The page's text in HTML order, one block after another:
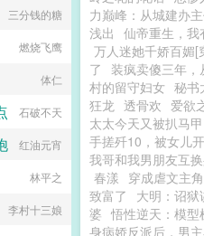
力巅峰：从城建办
浅出 仙帝重生，
万人迷她千娇百媚[
了 装疯卖傻三年，
村的留守妇女 秘书
狂龙 透骨欢 爱欲
太太今天又被扒马
手搓歼10，被女儿
我哥和我男朋友互
春漾 穿成虐文主
致富了
大明：诏狱
婆 悟性逆天：模型
身病娇反派后，男
三分钱的糖
燃烧飞鹰
体仁
石破不天
红油元宵
林平之
李村十三娘